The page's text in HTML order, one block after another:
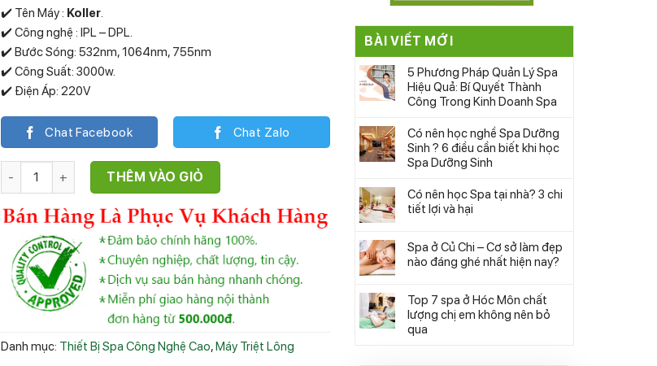
BÀI VIẾT MỚI
5 Phương Pháp Quản Lý Spa
Hiệu Quả: Bí Quyết Thành
Công Trong Kinh Doanh Spa
Có nên học nghề Spa Dưỡng
Sinh ? 6 điều cần biết khi học
Spa Dưỡng Sinh
Có nên học Spa tại nhà? 3 chi
tiết lợi và hại
Spa ở Củ Chi – Cơ sở làm đẹp
nào đáng ghé nhất hiện nay?
Top 7 spa ở Hóc Môn chất
lượng chị em không nên bỏ
qua
✔️ Tên Máy : Koller.
✔️ Công nghệ : IPL – DPL.
✔️ Bước Sóng: 532nm, 1064nm, 755nm
✔️ Công Suất: 3000w.
✔️ Điện Áp: 220V
Chat Facebook Chat Zalo
Máy Triệt Lông Koller - Công Nghệ Triệt Lạnh số lượng
THÊM VÀO GIỎ
Danh mục: Thiết Bị Spa Công Nghệ Cao,Máy Triệt Lông